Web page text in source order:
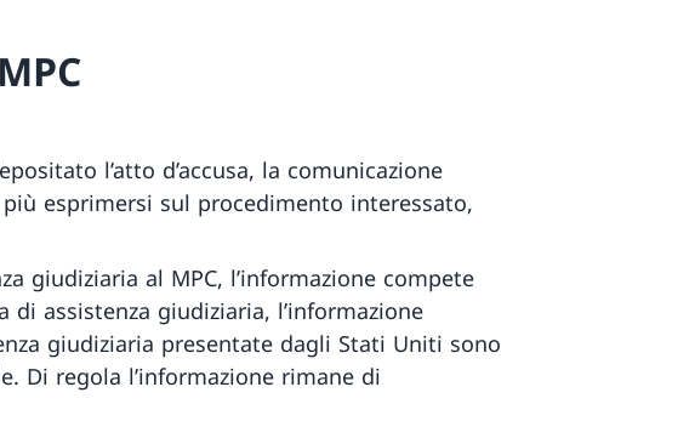
l’atto d’accusa, la comunicazione
esprimersi sul procedimento interessato,
giudiziaria al MPC, l’informazione compete
di assistenza giudiziaria, l’informazione
giudiziaria presentate dagli Stati Uniti sono
Di regola l’informazione rimane di